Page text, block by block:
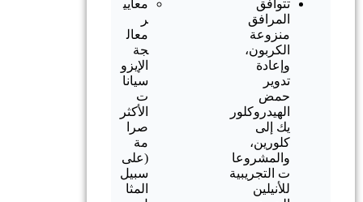
تتوافق
المرافق
منزوعة
الكربون،
وإعادة
تدوير
حمض
الهيدروكلور
يك إلى
كلورين،
والمشروعا
ت التجريبية
للأنيلين
معايي
ر
معال
جة
الإيزو
سيانا
ت
الأكثر
صرا
مة
(على
سبيل
المثا